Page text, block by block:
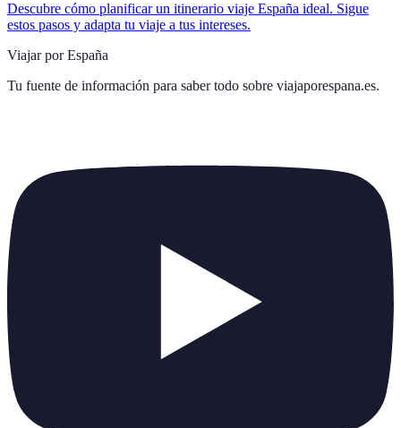
Descubre cómo planificar un itinerario viaje España ideal. Sigue
estos pasos y adapta tu viaje a tus intereses.
Viajar por España
Tu fuente de información para saber todo sobre viajaporespana.es.